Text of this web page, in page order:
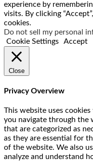
experience by
visits. By clicking
cookies.
Do not sell my personal
Cookie Settings
Accept
Close
Privacy Overview
This website uses
you navigate through the
that are categorized as
as they are essential for
of the website. We also
analyze and understand